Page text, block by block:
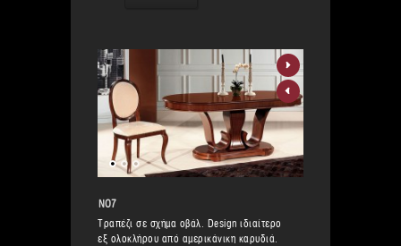
ΝΟ7
Τραπέζι σε σχήμα οβάλ. Design ιδιαίτερο
εξ ολοκλήρου από αμερικάνικη καρυδιά.